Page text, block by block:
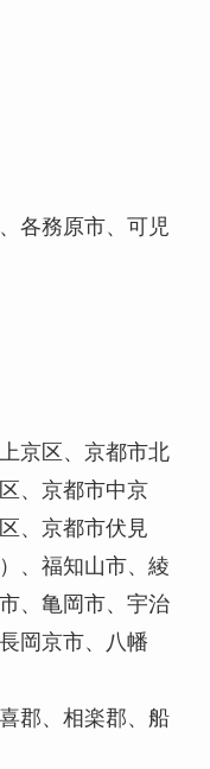
各務原市、可児
京区、京都市北
、京都市中京
、京都市伏見
、福知山市、綾
、亀岡市、宇治
岡京市、八幡
郡、相楽郡、船